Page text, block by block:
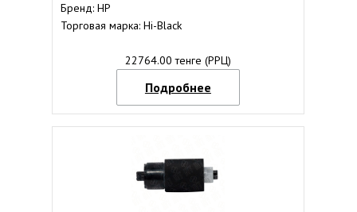
Бренд: HP
Торговая марка: Hi-Black
22764.00 тенге (РРЦ)
Подробнее